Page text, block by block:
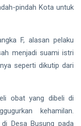
pindah Kota untuk
F, alasan pelaku
menjadi suami istri
seperti dikutip dari
obat yang dibeli di
kehamilan.
Desa Busung pada